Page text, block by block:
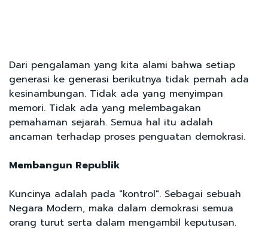
Dari pengalaman yang kita alami bahwa setiap
generasi ke generasi berikutnya tidak pernah ada
kesinambungan. Tidak ada yang menyimpan
memori. Tidak ada yang melembagakan
pemahaman sejarah. Semua hal itu adalah
ancaman terhadap proses penguatan demokrasi.
Membangun Republik
Kuncinya adalah pada "kontrol". Sebagai sebuah
Negara Modern, maka dalam demokrasi semua
orang turut serta dalam mengambil keputusan.